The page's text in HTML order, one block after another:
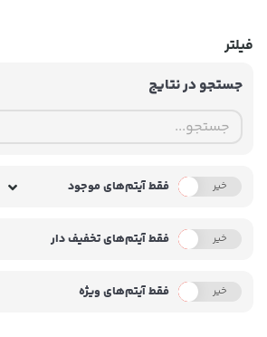
فیلتر
جستجو در نتایج
بله خیر فقط آیتم‌های موجود
بله خیر فقط آیتم‌های تخفیف دار
بله خیر فقط آیتم‌های ویژه